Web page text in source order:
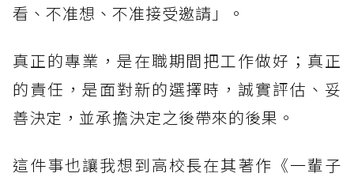
看、不准想、不准接受邀請」。
真正的專業，是在職期間把工作做好；真正
的責任，是面對新的選擇時，誠實評估、妥
善決定，並承擔決定之後帶來的後果。
這件事也讓我想到高校長在其著作《一輩子